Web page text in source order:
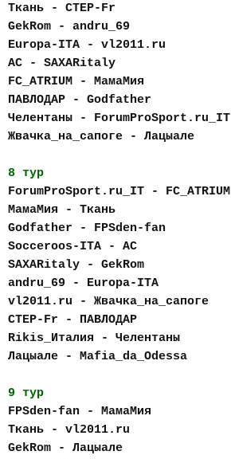
Ткань - CTEP-Fr
GekRom - andru_69
Europa-ITA - vl2011.ru
AC - SAXARitaly
FC_АTRIUM - МамаМия
ПАВЛОДАР - Godfather
Челентаны - ForumProSport.ru_IT
Жвачка_на_сапоге - Лацыале
8 тур
ForumProSport.ru_IT - FC_АTRIUM
МамаМия - Ткань
Godfather - FPSden-fan
Socceroos-ITA - AC
SAXARitaly - GekRom
andru_69 - Europa-ITA
vl2011.ru - Жвачка_на_сапоге
CTEP-Fr - ПАВЛОДАР
Rikis_Италия - Челентаны
Лацыале - Mafia_da_Odessa
9 тур
FPSden-fan - МамаМия
Ткань - vl2011.ru
GekRom - Лацыале